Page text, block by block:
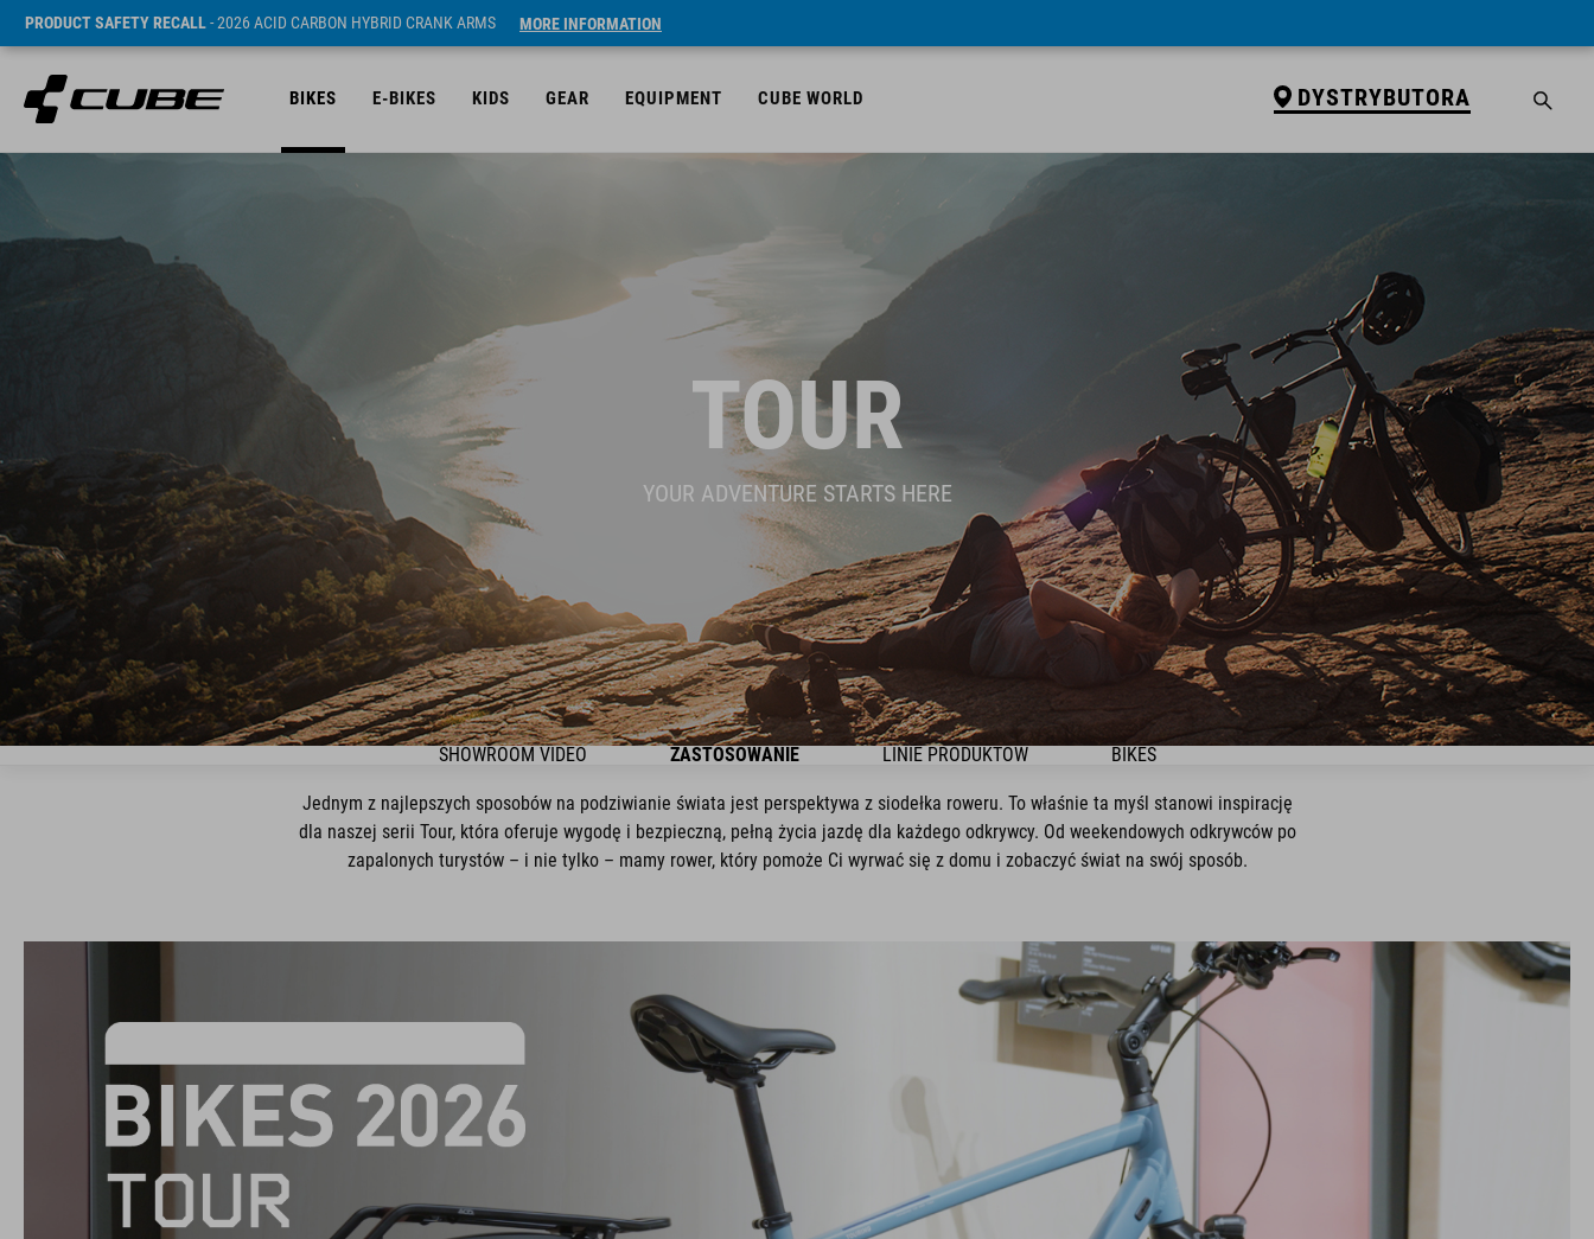
PRODUCT SAFETY RECALL- 2026 ACID CARBON HYBRID CRANK ARMS MORE INFORMATION
BIKES E-BIKES KIDS GEAR EQUIPMENT CUBE WORLD DYSTRYBUTORA
TOUR
YOUR ADVENTURE STARTS HERE
SHOWROOM VIDEO ZASTOSOWANIE LINIE PRODUKTÓW BIKES
Jednym z najlepszych sposobów na podziwianie świata jest perspektywa z siodełka roweru. To właśnie ta myśl stanowi inspirację
dla naszej serii Tour, która oferuje wygodę i bezpieczną, pełną życia jazdę dla każdego odkrywcy. Od weekendowych odkrywców po
zapalonych turystów – i nie tylko – mamy rower, który pomoże Ci wyrwać się z domu i zobaczyć świat na swój sposób.